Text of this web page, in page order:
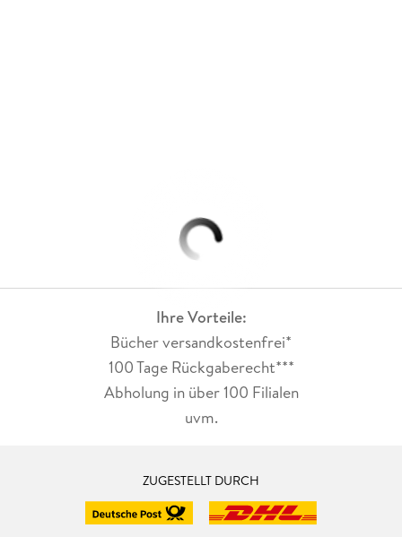
Ihre Vorteile:
Bücher versandkostenfrei*
100 Tage Rückgaberecht***
Abholung in über 100 Filialen
uvm.
ZUGESTELLT DURCH